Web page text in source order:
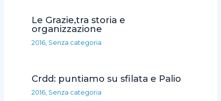
Le Grazie,tra storia e
organizzazione
2016, Senza categoria
Crdd: puntiamo su sfilata e Palio
2016, Senza categoria